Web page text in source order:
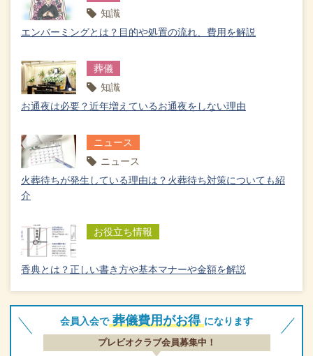
知識
エンバーミングとは？目的や処置の流れ、費用を解説
葬儀
知識
お通夜は必要？近年増えているお通夜をしない理由
ニュース
ニュース
火葬待ちが発生している理由は？火葬待ち対策についても紹
介
お役立ち情報
香典とは？正しい書き方や基本マナーや金額を解説
会員入会で 葬儀費用がお得 になります
プレビオクラブ会員募集中！